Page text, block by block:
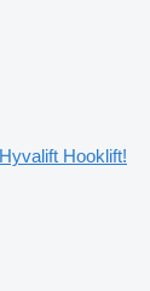
Hooklift!